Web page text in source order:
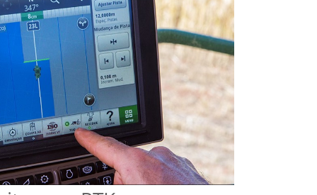
são
A plataforma digital, segura, gratuita
e colaborativa para monitorar,
analisar e compartilhar os dados de
sua fazenda – a qualquer hora ou em
qualquer lugar.
etapas produtivas